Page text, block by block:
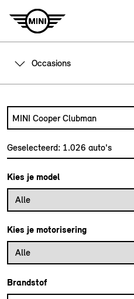
Occasions
Zoek naar een automodel,
Geselecteerd: 1.026 auto's
Kies je model
Alle
Kies je motorisering
Alle
Brandstof